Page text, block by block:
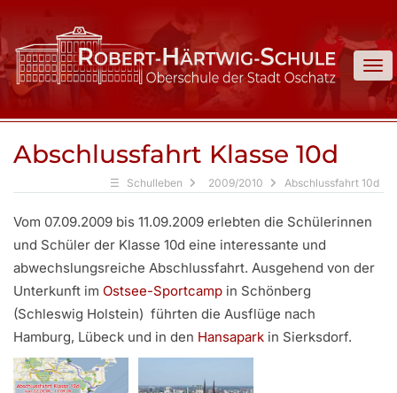
Abschlussfahrt Klasse 10d
Schulleben 2009/2010 Abschlussfahrt 10d
Vom 07.09.2009 bis 11.09.2009 erlebten die Schülerinnen
und Schüler der Klasse 10d eine interessante und
abwechslungsreiche Abschlussfahrt. Ausgehend von der
Unterkunft im Ostsee-Sportcamp in Schönberg
(Schleswig Holstein) führten die Ausflüge nach
Hamburg, Lübeck und in den Hansapark in Sierksdorf.